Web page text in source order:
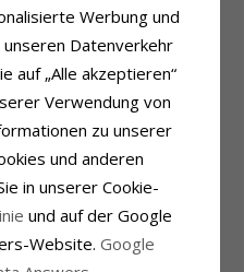
Schliff: Brillantschliff
Schmuckstein: Diamant
Diamantfarbe: Wesselton
Karat: 0,52
Fassung
Werbung und
Datenverkehr
auf „Alle akzeptieren“
Verwendung von
zu unserer
und anderen
in unserer Cookie-
und auf der Google
Website. Google